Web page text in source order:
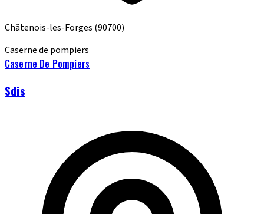
Châtenois-les-Forges (90700)
Caserne de pompiers
Caserne De Pompiers
Sdis